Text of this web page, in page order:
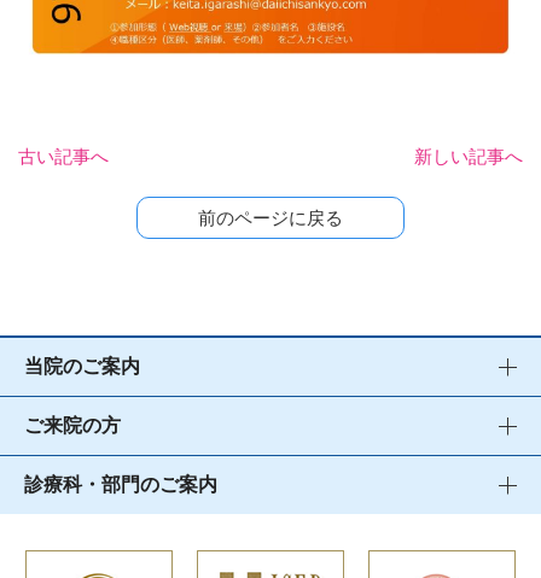
古い記事へ 新しい記事へ
前のページに戻る
当院のご案内
ご来院の方
診療科・部門のご案内